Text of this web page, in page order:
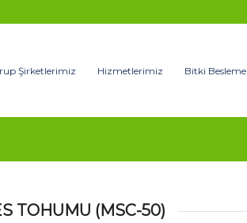
Şirketlerimiz Hizmetlerimiz Bitki
TOHUMU (MSC-50)